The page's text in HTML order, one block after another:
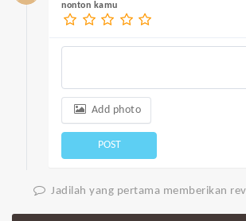
nonton kamu
Add photo
POST
Jadilah yang pertama memberikan